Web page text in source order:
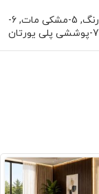
, 5-مشکی مات ,
6-
7-پوششی پلی یورتان